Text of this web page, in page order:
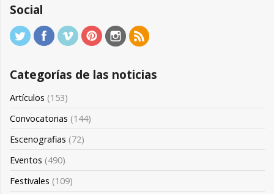
Social
Categorías de las noticias
Artículos (153)
Convocatorias (144)
Escenografias (72)
Eventos (490)
Festivales (109)